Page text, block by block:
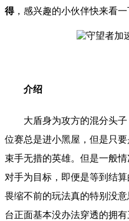
得，感兴趣的小伙伴快来看
介绍
大盾身为攻方的混分头
位赛总是进小黑屋，但是只
束手无措的英雄。但是一般
对手为目标，即便是等到结
畏缩不前的玩法真的特别没
台正面基本没办法穿透的拥